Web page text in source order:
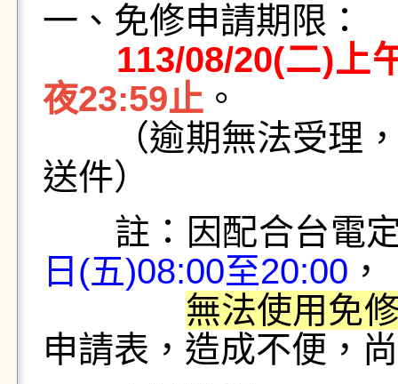
一、免修申請期限：
113/08/20(二)上
夜23:59止。
（逾期無法受理，
送件）
註：因配合台電定
日(五)08:00至20:00 ，
無法使用免
申請表，造成不便，